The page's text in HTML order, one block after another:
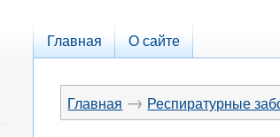
Главная О сайте
Главная → Респиратурные